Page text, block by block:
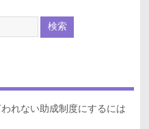
れない助成制度にするには